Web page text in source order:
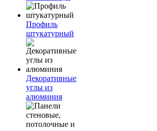
Профиль
штукатурный
Декоративные
углы из
алюминия